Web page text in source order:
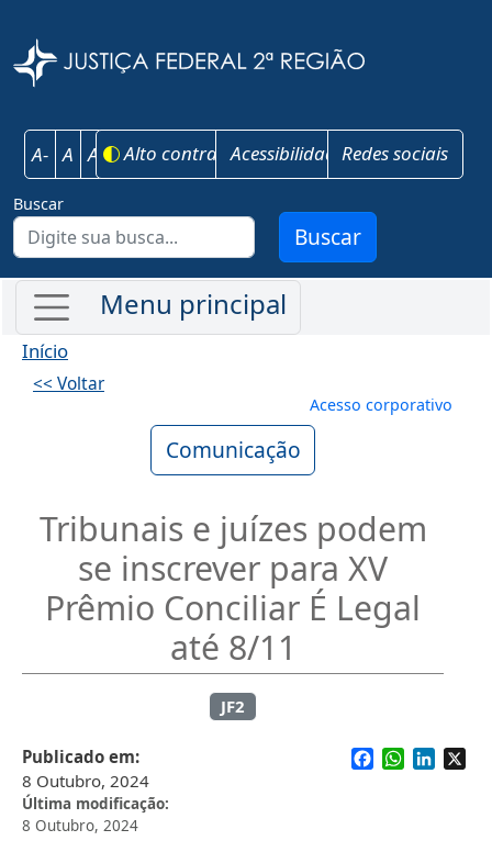
A- A A+ Alto contrasteAcessibilidadeRedes sociais
Buscar
Buscar
Início
<< Voltar
Menu de
Acesso corporativo
Comunicação
Tribunais e juízes podem
se inscrever para XV
Prêmio Conciliar É Legal
até 8/11
JF2
Publicado em
8 Outubro, 2024
Última modificação
8 Outubro, 2024
Facebook
WhatsApp